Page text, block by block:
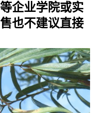
企业学院或实
也不建议直接